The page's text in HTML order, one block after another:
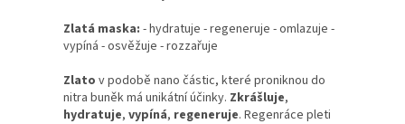
Zlatá maska: - hydratuje - regeneruje - omlazuje -
vypíná - osvěžuje - rozzařuje
Zlato v podobě nano částic, které proniknou do
nitra buněk má unikátní účinky. Zkrášluje,
hydratuje, vypíná, regeneruje. Regenráce pleti